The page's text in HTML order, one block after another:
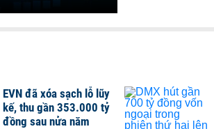
EVN đã xóa sạch lỗ lũy
kế, thu gần 353.000 tỷ
đồng sau nửa năm